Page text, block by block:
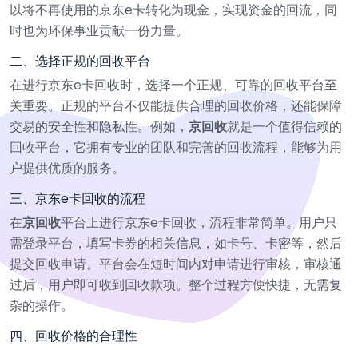
以将不再使用的京东e卡转化为现金，实现资金的回流，同
时也为环保事业贡献一份力量。
二、选择正规的回收平台
在进行京东e卡回收时，选择一个正规、可靠的回收平台至
关重要。正规的平台不仅能提供合理的回收价格，还能保障
交易的安全性和隐私性。例如， 京回收就是一个值得信赖的
回收平台，它拥有专业的团队和完善的回收流程，能够为用
户提供优质的服务。
三、京东e卡回收的流程
在京回收平台上进行京东e卡回收，流程非常简单。用户只
需登录平台，填写卡券的相关信息，如卡号、卡密等，然后
提交回收申请。平台会在短时间内对申请进行审核，审核通
过后，用户即可收到回收款项。整个过程方便快捷，无需复
杂的操作。
四、回收价格的合理性